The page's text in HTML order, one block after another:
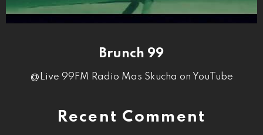
Brunch 99
@Live 99FM Radio Mas Skucha on YouTube
Recent Comment